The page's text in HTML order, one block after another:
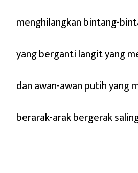
menghilangkan bintang-
yang berganti langit yang
dan awan-awan putih yang
berarak-arak bergerak